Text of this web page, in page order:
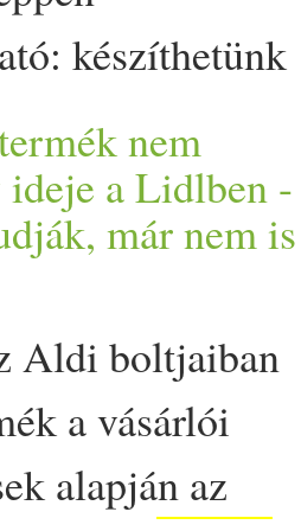
oregánóval
a
a
azaz a
és
- ázsiai
készíthetünk
köretként
masszát
nagyobb
mert a
nagyrésze
így bármikor
nem
ideje a Lidlben -
már nem is
Aldi boltjaiban
a vásárlói
alapján az